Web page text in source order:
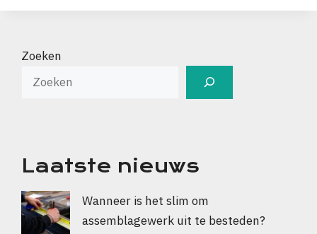
Zoeken
Laatste nieuws
Wanneer is het slim om
assemblagewerk uit te besteden?